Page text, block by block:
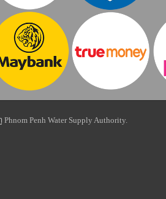
Penh Water Supply Authority.